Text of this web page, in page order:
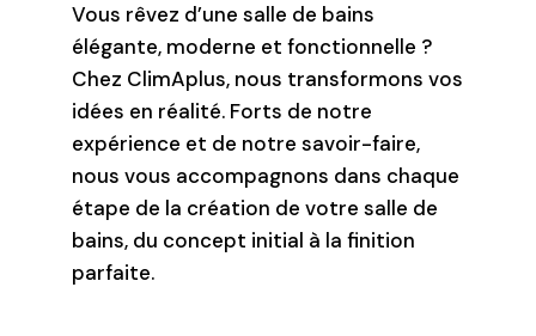
Vous rêvez d’une salle de bains
élégante, moderne et fonctionnelle ?
Chez ClimAplus, nous transformons vos
idées en réalité. Forts de notre
expérience et de notre savoir-faire,
nous vous accompagnons dans chaque
étape de la création de votre salle de
bains, du concept initial à la finition
parfaite.